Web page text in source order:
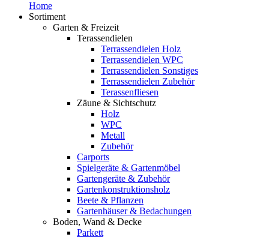
Home
Sortiment
Garten & Freizeit
Terassendielen
Terrassendielen Holz
Terrassendielen WPC
Terrassendielen Sonstiges
Terrassendielen Zubehör
Terassenfliesen
Zäune & Sichtschutz
Holz
WPC
Metall
Zubehör
Carports
Spielgeräte & Gartenmöbel
Gartengeräte & Zubehör
Gartenkonstruktionsholz
Beete & Pflanzen
Gartenhäuser & Bedachungen
Boden, Wand & Decke
Parkett